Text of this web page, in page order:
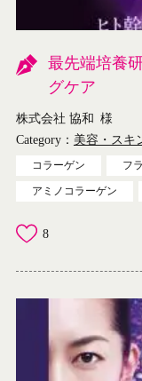
最先端培養
グケア
株式会社 協和 様
Category： 美容・スキ
コラーゲン フ
アミノコラーゲン
8